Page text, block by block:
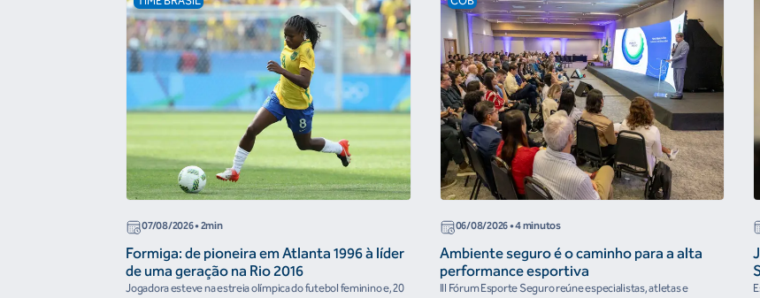
07/08/2026• 2min
Formiga: de pioneira em Atlanta 1996 à líder
de uma geração na Rio 2016
Jogadora esteve na estreia olímpica do futebol feminino e, 20
06/08/2026• 4 minutos
Ambiente seguro é o caminho para a alta
performance esportiva
III Fórum Esporte Seguro reúne especialistas, atletas e